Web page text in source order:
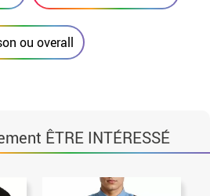
ou overall
ÊTRE INTÉRESSÉ